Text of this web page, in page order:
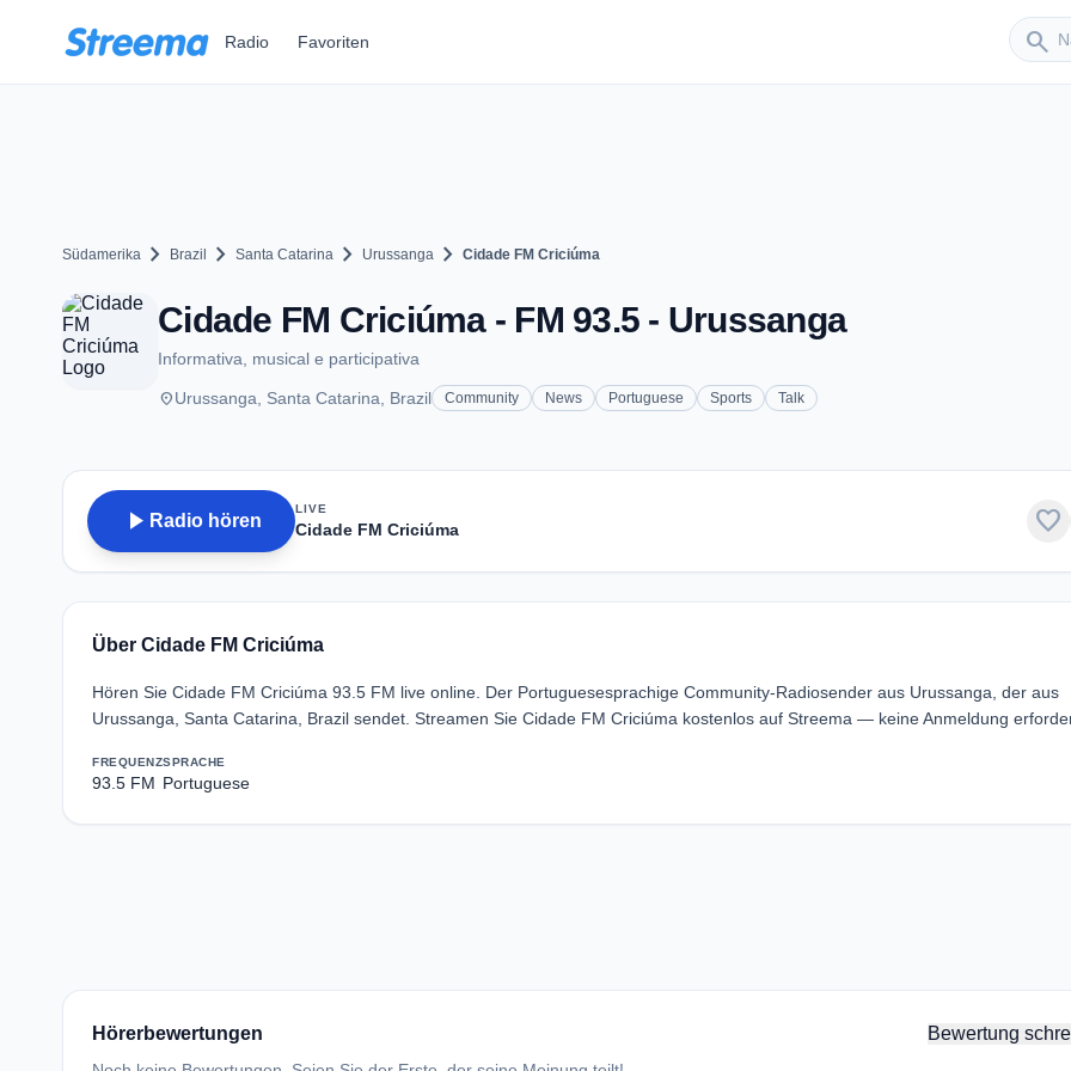
Radio Favoriten search
Sender
Südamerika chevron_right Brazil chevron_right Santa Catarina chevron_right Urussanga chevron_right Cidade FM Criciúma
Cidade FM Criciúma - FM 93.5 - Urussanga
Informativa, musical e participativa
placeUrussanga, Santa Catarina, Brazil Community News Portuguese Sports Talk
play_arrow Radio hören
LIVE
Cidade FM Criciúma favorite
Über Cidade FM Criciúma
Hören Sie Cidade FM Criciúma 93.5 FM live online. Der Portuguesesprachige Community-Radiosender aus Urussanga, der aus
Urussanga, Santa Catarina, Brazil sendet. Streamen Sie Cidade FM Criciúma kostenlos auf Streema — keine Anmeldung
FREQUENZ
93.5 FM
SPRACHE
Portuguese
Hörerbewertungen Bewertung